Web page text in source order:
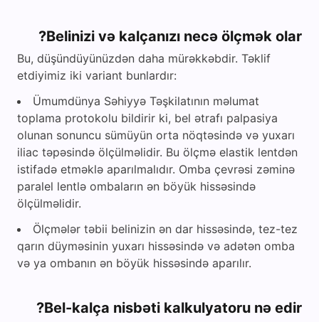
Belinizi və kalçanızı necə ölçmək olar?
Bu, düşündüyünüzdən daha mürəkkəbdir. Təklif
etdiyimiz iki variant bunlardır:
Ümumdünya Səhiyyə Təşkilatının məlumat
toplama protokolu bildirir ki, bel ətrafı palpasiya
olunan sonuncu sümüyün orta nöqtəsində və yuxarı
iliac təpəsində ölçülməlidir. Bu ölçmə elastik lentdən
istifadə etməklə aparılmalıdır. Omba çevrəsi zəminə
paralel lentlə ombaların ən böyük hissəsində
ölçülməlidir.
Ölçmələr təbii belinizin ən dar hissəsində, tez-tez
qarın düyməsinin yuxarı hissəsində və adətən omba
və ya ombanın ən böyük hissəsində aparılır.
Bel-kalça nisbəti kalkulyatoru nə edir?